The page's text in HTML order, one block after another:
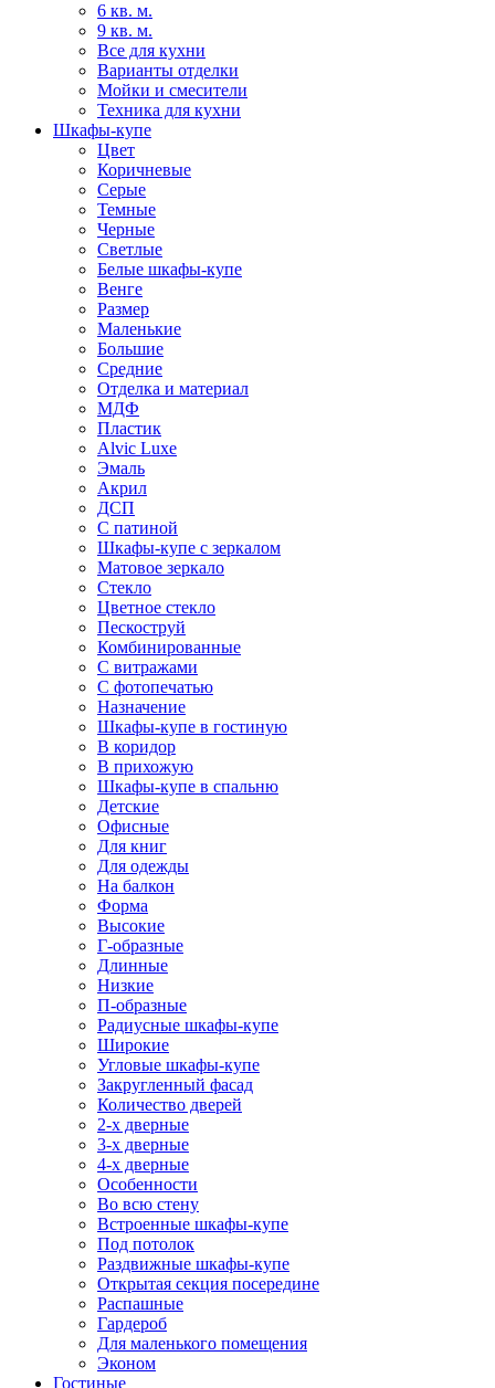
6 кв. м.
9 кв. м.
Все для кухни
Варианты отделки
Мойки и смесители
Техника для кухни
Шкафы-купе
Цвет
Коричневые
Серые
Темные
Черные
Светлые
Белые шкафы-купе
Венге
Размер
Маленькие
Большие
Средние
Отделка и материал
МДФ
Пластик
Alvic Luxe
Эмаль
Акрил
ДСП
С патиной
Шкафы-купе с зеркалом
Матовое зеркало
Стекло
Цветное стекло
Пескоструй
Комбинированные
С витражами
С фотопечатью
Назначение
Шкафы-купе в гостиную
В коридор
В прихожую
Шкафы-купе в спальню
Детские
Офисные
Для книг
Для одежды
На балкон
Форма
Высокие
Г-образные
Длинные
Низкие
П-образные
Радиусные шкафы-купе
Широкие
Угловые шкафы-купе
Закругленный фасад
Количество дверей
2-х дверные
3-х дверные
4-х дверные
Особенности
Во всю стену
Встроенные шкафы-купе
Под потолок
Раздвижные шкафы-купе
Открытая секция посередине
Распашные
Гардероб
Для маленького помещения
Эконом
Гостиные